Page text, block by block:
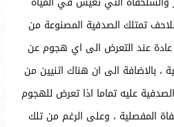
تمتلك الصدفية المصنوعة من
عند التعرض الى اي هجوم عن
، بالاضافة الى ان هناك اثنيين من
عليه تماما اذا تعرض للهجوم
المفصلية ، وعلى الرغم من تلك